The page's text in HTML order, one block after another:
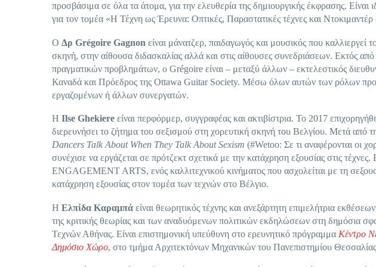
προσβάσιμα σε όλα τα άτομα, για την ελευθερία της δημιουργικής έκφρασης.
για τον τομέα «Η Τέχνη ως Έρευνα: Οπτικές, Παραστατικές τέχνες και
Ο Δρ Grégoire Gagnon είναι μάνατζερ, παιδαγωγός και μουσικός που καλλιεργεί
σκηνή, στην αίθουσα διδασκαλίας αλλά και στις αίθουσες συνεδριάσεων. Εκτός
πραγματικών προβλημάτων, ο Grégoire είναι – μεταξύ άλλων – εκτελεστικός
Καναδά και Πρόεδρος της Ottawa Guitar Society. Μέσω όλων αυτών των ρόλων
εργαζομένων ή άλλων συνεργατών.
Η Ilse Ghekiere είναι περφόρμερ, συγγραφέας και ακτιβίστρια. Το 2017
διερευνήσει το ζήτημα του σεξισμού στη χορευτική σκηνή του Βελγίου. Μετά από
Dancers Talk About When They Talk About Sexism (#Wetoo: Σε τι αναφέρονται οι
συνέχισε να εργάζεται σε πρότζεκτ σχετικά με την κατάχρηση εξουσίας στις τέχνες.
ENGAGEMENT ARTS, ενός καλλιτεχνικού κινήματος που ασχολείται με τη
κατάχρηση εξουσίας στον τομέα των τεχνών στο Βέλγιο.
Η Ελπίδα Καραμπά είναι θεωρητικός τέχνης και ανεξάρτητη επιμελήτρια
της κριτικής θεωρίας και των αναδυόμενων πολιτικών εκδηλώσεων στη δημόσια
Τεχνών Αθήνας. Είναι επιστημονική υπεύθυνη στο ερευνητικό πρόγραμμα Κέντρο
Δημόσιο Χώρο, στο τμήμα Αρχιτεκτόνων Μηχανικών του Πανεπιστημίου Θεσσαλίας